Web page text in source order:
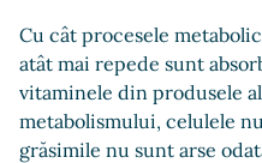
Cu cât procesele
atât mai repede sunt
vitaminele din produsele
metabolismului, celulele
grăsimile nu sunt arse